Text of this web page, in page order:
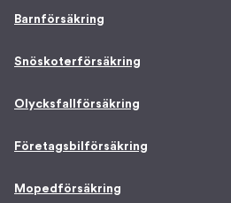
Barnförsäkring
Snöskoterförsäkring
Olycksfallförsäkring
Företagsbilförsäkring
Mopedförsäkring